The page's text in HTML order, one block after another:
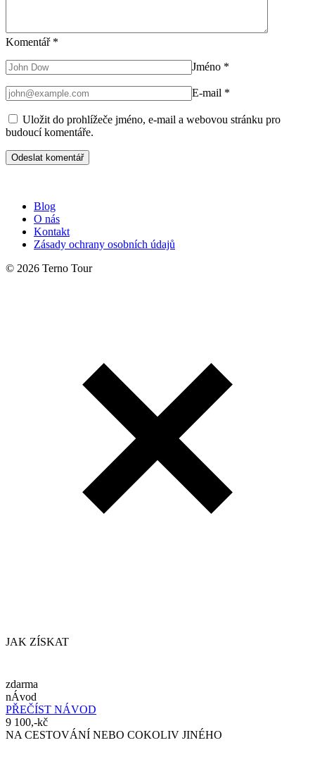
Komentář *
Jméno *
E-mail *
Uložit do prohlížeče jméno, e-mail a webovou stránku pro
budoucí komentáře.
Blog
O nás
Kontakt
Zásady ochrany osobních údajů
© 2026 Terno Tour
JAK ZÍSKAT
zdarma
nÁvod
PŘEČÍST NÁVOD
9 100,-kč
NA CESTOVÁNÍ NEBO COKOLIV JINÉHO